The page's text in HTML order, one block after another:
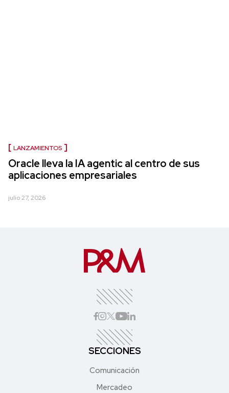
LANZAMIENTOS
Oracle lleva la IA agentic al centro de sus
aplicaciones empresariales
julio 27, 2026
SECCIONES
Comunicación
Mercadeo